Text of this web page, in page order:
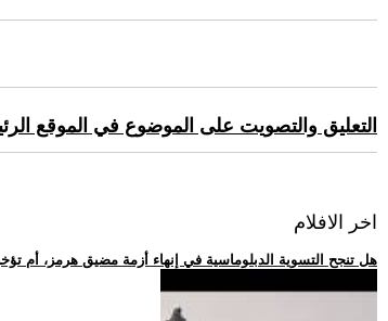
التعليق والتصويت على الموضوع في الموقع
اخر الافلام
.. هل تنجح التسوية الدبلوماسية في إنهاء أزمة مضيق هرمز، أم